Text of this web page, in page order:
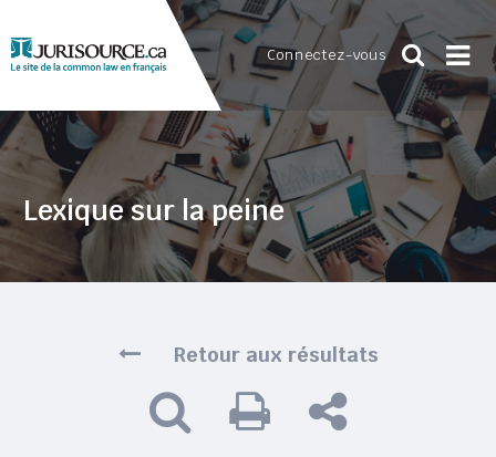
Connectez-vous
Lexique sur la peine
Retour aux résultats